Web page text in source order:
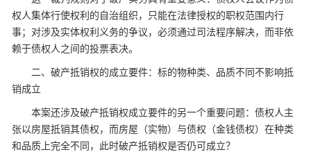
权人集体行使权利的自治组织，只能在法律授权的职权范围内行
事；对涉及实体权利义务的争议，必须通过司法程序解决，而非依
赖于债权人之间的投票表决。
二、破产抵销权的成立要件：标的物种类、品质不同不影响抵
销成立
本案还涉及破产抵销权成立要件的另一个重要问题：债权人主
张以房屋抵销其债权，而房屋（实物）与债权（金钱债权）在种类
和品质上完全不同，此时破产抵销权是否仍可成立？